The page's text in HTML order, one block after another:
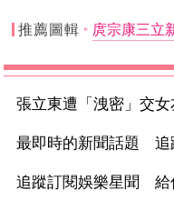
推薦圖輯 庹宗康三立
張立東遭「洩密」交
最即時的新聞話題 追
追蹤訂閱娛樂星聞 給